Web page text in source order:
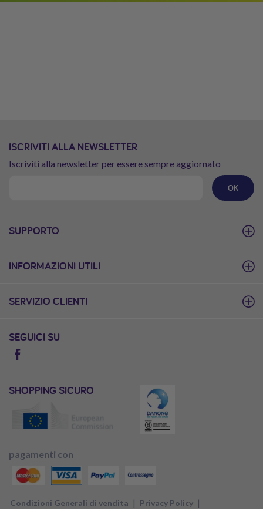
ISCRIVITI ALLA NEWSLETTER
Iscriviti alla newsletter per essere sempre aggiornato
OK
SUPPORTO
INFORMAZIONI UTILI
SERVIZIO CLIENTI
SEGUICI SU
SHOPPING SICURO
pagamenti con
Condizioni Generali di vendita | Privacy Policy |